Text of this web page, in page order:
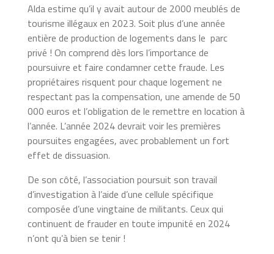
Alda estime qu’il y avait autour de 2000 meublés de
tourisme illégaux en 2023. Soit plus d’une année
entière de production de logements dans le parc
privé ! On comprend dès lors l’importance de
poursuivre et faire condamner cette fraude. Les
propriétaires risquent pour chaque logement ne
respectant pas la compensation, une amende de 50
000 euros et l’obligation de le remettre en location à
l’année. L’année 2024 devrait voir les premières
poursuites engagées, avec probablement un fort
effet de dissuasion.
De son côté, l’association poursuit son travail
d’investigation à l’aide d’une cellule spécifique
composée d’une vingtaine de militants. Ceux qui
continuent de frauder en toute impunité en 2024
n’ont qu’à bien se tenir !